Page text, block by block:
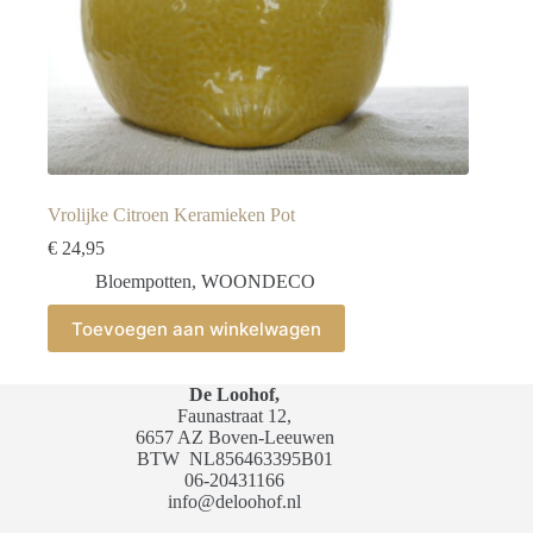
Vrolijke Citroen Keramieken Pot
€ 24,95
Bloempotten, WOONDECO
Toevoegen aan winkelwagen
De Loohof,
Faunastraat 12,
6657 AZ Boven-Leeuwen
BTW NL856463395B01
06-20431166
info@deloohof.nl